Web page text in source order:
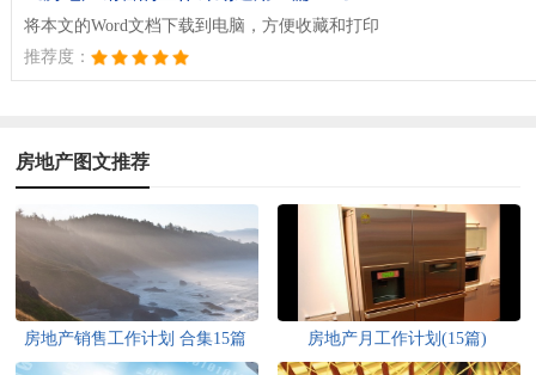
将本文的Word文档下载到电脑，方便收藏和打印
推荐度：
房地产图文推荐
房地产销售工作计划 合集15篇 房地产月工作计划(15篇)